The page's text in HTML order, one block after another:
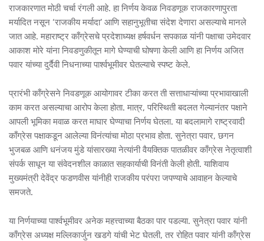
राजकारणात मोठी चर्चा रंगली आहे. हा निर्णय केवळ निवडणूक राजकारणापुरता
मर्यादित नसून ‘राजकीय मर्यादा’ आणि सहानुभूतीचा संदेश देणारा असल्याचे मानले
जात आहे. महाराष्ट्र काँग्रेसचे प्रदेशाध्यक्ष हर्षवर्धन सपकाळ यांनी पक्षाचा उमेदवार
आकाश मोरे यांना निवडणुकीतून मागे घेण्याची घोषणा केली आणि हा निर्णय अजित
पवार यांच्या दुर्दैवी निधनाच्या पार्श्वभूमीवर घेतल्याचे स्पष्ट केले.
प्रारंभी काँग्रेसने निवडणूक आयोगावर टीका करत ती सत्ताधाऱ्यांच्या प्रभावाखाली
काम करत असल्याचा आरोप केला होता. मात्र, परिस्थिती बदलत गेल्यानंतर पक्षाने
आपली भूमिका मवाळ करत माघार घेण्याचा निर्णय घेतला. या बदलामागे राष्ट्रवादी
काँग्रेस पक्षाकडून आलेल्या विनंत्यांचा मोठा प्रभाव होता. सुनेत्रा पवार, छगन
भुजबळ आणि धनंजय मुंडे यांसारख्या नेत्यांनी वैयक्तिक पातळीवर काँग्रेस नेतृत्वाशी
संपर्क साधून या संवेदनशील काळात सहकार्याची विनंती केली होती. याशिवाय
मुख्यमंत्री देवेंद्र फडणवीस यांनीही राजकीय परंपरा जपण्याचे आवाहन केल्याचे
समजते.
या निर्णयाच्या पार्श्वभूमीवर अनेक महत्त्वाच्या बैठका पार पडल्या. सुनेत्रा पवार यांनी
काँग्रेस अध्यक्ष मल्लिकार्जुन खडगे यांची भेट घेतली, तर रोहित पवार यांनी काँग्रेस